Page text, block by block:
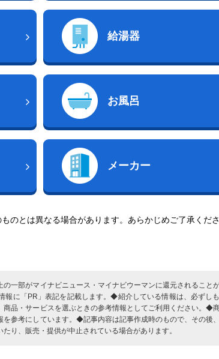
給湯器
お風呂
メーカー
のとは異なる場合があります。あらかじめご了承くださ
一部がマイナビニュース・マイナビウーマンに還元されること
報に「PR」表記を記載します。◆紹介している情報は、必ずし
品・サービスを選ぶときの参考情報としてご利用ください。◆
参考にしています。◆記事内容は記事作成時のもので、その後
り、販売・提供が中止されている場合があります。